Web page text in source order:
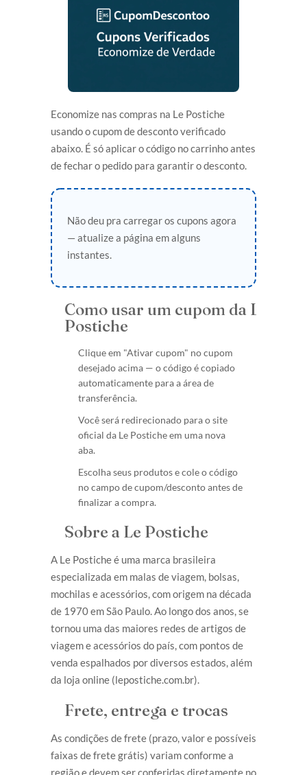
Economize nas compras na Le Postiche
usando o cupom de desconto verificado
abaixo. É só aplicar o código no carrinho antes
de fechar o pedido para garantir o desconto.
Não deu pra carregar os cupons agora
— atualize a página em alguns
instantes.
Como usar um cupom da Le
Postiche
Clique em "Ativar cupom" no cupom
desejado acima — o código é copiado
automaticamente para a área de
transferência.
Você será redirecionado para o site
oficial da Le Postiche em uma nova
aba.
Escolha seus produtos e cole o código
no campo de cupom/desconto antes de
finalizar a compra.
Sobre a Le Postiche
A Le Postiche é uma marca brasileira
especializada em malas de viagem, bolsas,
mochilas e acessórios, com origem na década
de 1970 em São Paulo. Ao longo dos anos, se
tornou uma das maiores redes de artigos de
viagem e acessórios do país, com pontos de
venda espalhados por diversos estados, além
da loja online (lepostiche.com.br).
Frete, entrega e trocas
As condições de frete (prazo, valor e possíveis
faixas de frete grátis) variam conforme a
região e devem ser conferidas diretamente no